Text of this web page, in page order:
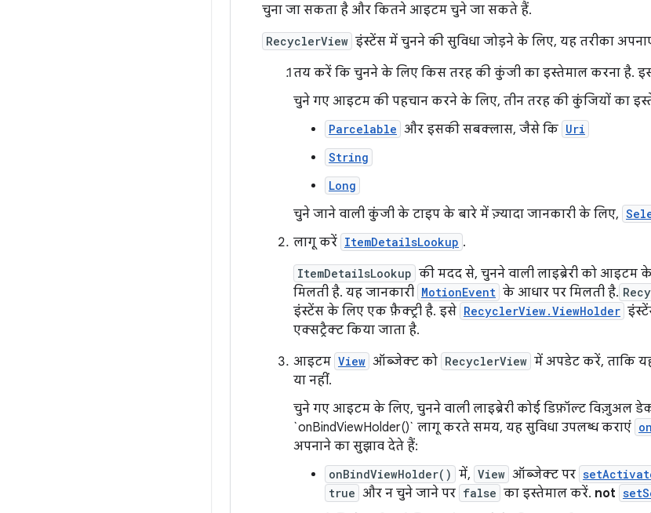
चुना जा सकता है और कितने आइटम चुने जा सकते हैं.
RecyclerView इंस्टेंस में चुनने की सुविधा जोड़ने के लिए, यह तरीका
तय करें कि चुनने के लिए किस तरह की कुंजी का इस्तेमाल करना है.
चुने गए आइटम की पहचान करने के लिए, तीन तरह की कुंजियों का
Parcelable और इसकी सबक्लास, जैसे कि Uri
String
Long
चुने जाने वाली कुंजी के टाइप के बारे में ज़्यादा जानकारी के लिए,
लागू करें ItemDetailsLookup .
ItemDetailsLookup की मदद से, चुनने वाली लाइब्रेरी को आइटम
मिलती है. यह जानकारी MotionEvent के आधार पर मिलती है.
इंस्टेंस के लिए एक फ़ैक्ट्री है. इसे RecyclerView.ViewHolder
एक्सट्रैक्ट किया जाता है.
आइटम View ऑब्जेक्ट को RecyclerView में अपडेट करें, ताकि
या नहीं.
चुने गए आइटम के लिए, चुनने वाली लाइब्रेरी कोई डिफ़ॉल्ट विज़ुअल
`onBindViewHolder()` लागू करते समय, यह सुविधा उपलब्ध कराएं
अपनाने का सुझाव देते हैं:
onBindViewHolder() में, View ऑब्जेक्ट पर
true और न चुने जाने पर false का इस्तेमाल करें. not